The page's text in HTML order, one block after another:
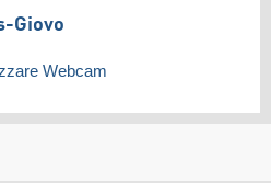
Giovo
Webcam